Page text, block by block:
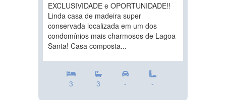
EXCLUSIVIDADE e OPORTUNIDADE!!
Linda casa de madeira super
conservada localizada em um dos
condomínios mais charmosos de Lagoa
Santa! Casa composta...
3 3 - -